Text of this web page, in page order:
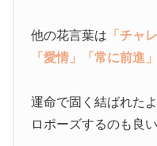
他の花言葉は 「チャ
「愛情」
「常に前進」
運命で固く結ばれた
ロポーズするのも良